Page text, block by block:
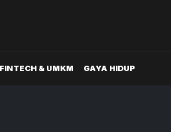
& UMKM GAYA HIDUP